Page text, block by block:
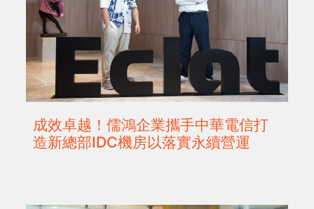
成效卓越！儒鴻企業攜手中華電信打
造新總部IDC機房以落實永續營運